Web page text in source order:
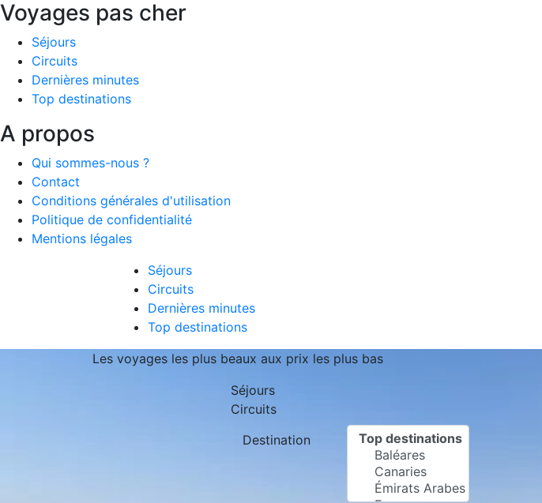
Voyages pas cher
Séjours
Circuits
Dernières minutes
Top destinations
A propos
Qui sommes-nous ?
Contact
Conditions générales d'utilisation
Politique de confidentialité
Mentions légales
Séjours
Circuits
Dernières minutes
Top destinations
Les voyages les plus beaux aux prix les plus bas
Séjours
Circuits
Destination